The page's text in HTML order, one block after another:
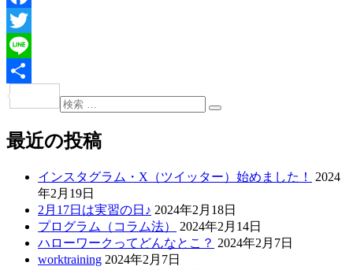
Facebook
Twitter
Line
共
投
稿
検
検
最近の投稿
インスタグラム・X（ツイッター）始めました！
2024
年2月19日
2月17日は実習の日♪ 2024年2月18日
プログラム（コラム法）
2024年2月14日
ハローワークってどんなとこ？ 2024年2月7日
worktraining 2024年2月7日